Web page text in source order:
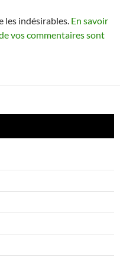
les indésirables. En savoir
vos commentaires sont